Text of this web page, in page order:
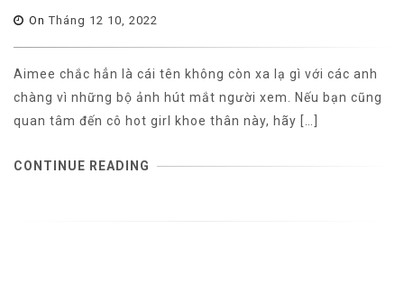
On Tháng 12 10, 2022
Aimee chắc hẳn là cái tên không còn xa lạ gì với các anh
chàng vì những bộ ảnh hút mắt người xem. Nếu bạn cũng
quan tâm đến cô hot girl khoe thân này, hãy […]
CONTINUE READING